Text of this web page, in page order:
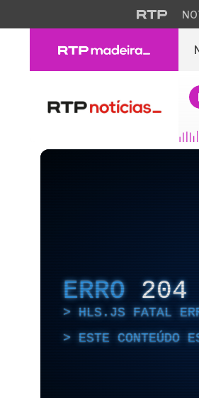
ERRO 204
HLS.JS FATAL
ESTE CONTEÚDO